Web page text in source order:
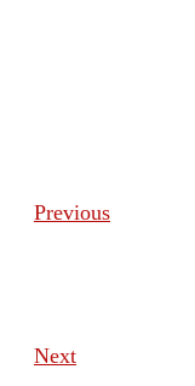
Previous
Next